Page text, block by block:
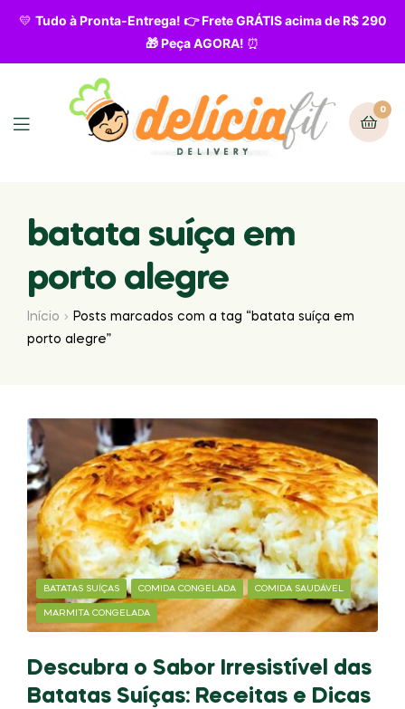
💛 Tudo à Pronta-Entrega! 👉 Frete GRÁTIS acima de R$ 290
🎁 Peça AGORA! ⏰
0
batata suíça em
porto alegre
Início
Posts marcados com a tag “batata suíça em
porto alegre”
BATATAS SUÍÇAS COMIDA CONGELADA COMIDA SAUDÁVEL
MARMITA CONGELADA
Descubra o Sabor Irresistível das
Batatas Suíças: Receitas e Dicas